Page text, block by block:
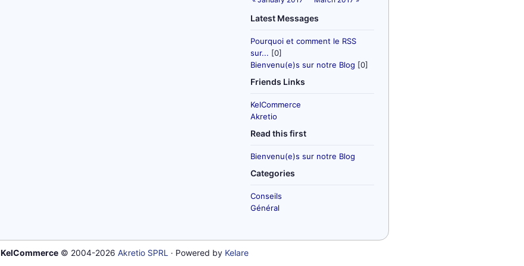
Latest Messages
Pourquoi et comment le RSS
sur... [0]
Bienvenu(e)s sur notre Blog [0]
Friends Links
KelCommerce
Akretio
Read this first
Bienvenu(e)s sur notre Blog
Categories
Conseils
Général
KelCommerce© 2004-2026 Akretio SPRL · Powered by Kelare